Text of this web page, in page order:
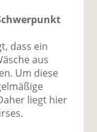
dass ein
aus
Um diese
liegt hier